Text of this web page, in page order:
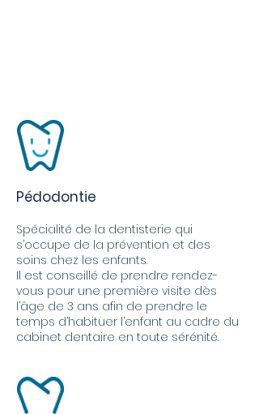
Pédodontie
Spécialité de la dentisterie qui
s’occupe de la prévention et des
soins chez les enfants.
Il est conseillé de prendre rendez-
vous pour une première visite dès
l’âge de 3 ans afin de prendre le
temps d’habituer l’enfant au cadre du
cabinet dentaire en toute sérénité.